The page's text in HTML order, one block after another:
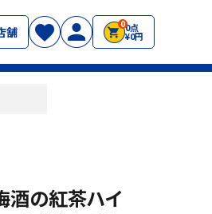
舗
00点
¥0円
酒の紅茶ハイ